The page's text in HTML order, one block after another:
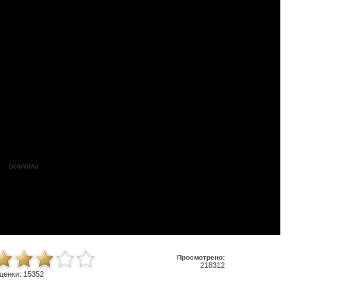
реклама
15352
Просмотрено:
218312